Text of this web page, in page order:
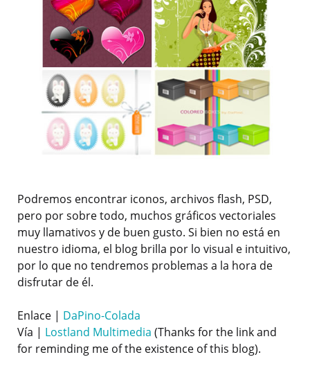
Podremos encontrar iconos, archivos flash, PSD,
pero por sobre todo, muchos gráficos vectoriales
muy llamativos y de buen gusto. Si bien no está en
nuestro idioma, el blog brilla por lo visual e intuitivo,
por lo que no tendremos problemas a la hora de
disfrutar de él.
Enlace | DaPino-Colada
Vía | Lostland Multimedia (Thanks for the link and
for reminding me of the existence of this blog).